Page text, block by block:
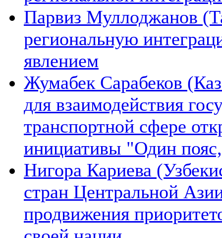
Парвиз Муллоджанов
региональную
явлением
Жумабек Сарабеков
для взаимодействия
транспортной сфере
инициативы "Один
Нигора Кариева
стран Центральной
продвижения